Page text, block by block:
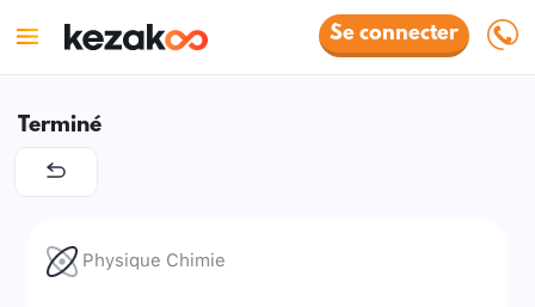
Se connecter
Terminé
Physique Chimie